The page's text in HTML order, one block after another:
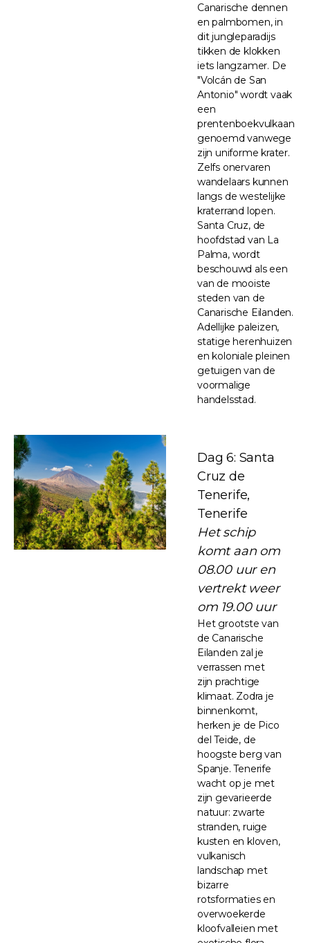
Canarische dennen
en palmbomen, in
dit jungleparadijs
tikken de klokken
iets langzamer. De
"Volcán de San
Antonio" wordt vaak
een
prentenboekvulkaan
genoemd vanwege
zijn uniforme krater.
Zelfs onervaren
wandelaars kunnen
langs de westelijke
kraterrand lopen.
Santa Cruz, de
hoofdstad van La
Palma, wordt
beschouwd als een
van de mooiste
steden van de
Canarische Eilanden.
Adellijke paleizen,
statige herenhuizen
en koloniale pleinen
getuigen van de
voormalige
handelsstad.
Dag 6: Santa
Cruz de
Tenerife,
Tenerife
Het schip
komt aan om
08.00 uur en
vertrekt weer
om 19.00 uur
Het grootste van
de Canarische
Eilanden zal je
verrassen met
zijn prachtige
klimaat. Zodra je
binnenkomt,
herken je de Pico
del Teide, de
hoogste berg van
Spanje. Tenerife
wacht op je met
zijn gevarieerde
natuur: zwarte
stranden, ruige
kusten en kloven,
vulkanisch
landschap met
bizarre
rotsformaties en
overwoekerde
kloofvalleien met